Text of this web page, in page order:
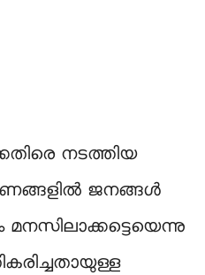
നടത്തിയ
ജനങ്ങൾ
മനസിലാക്കട്ടെയെന്നു